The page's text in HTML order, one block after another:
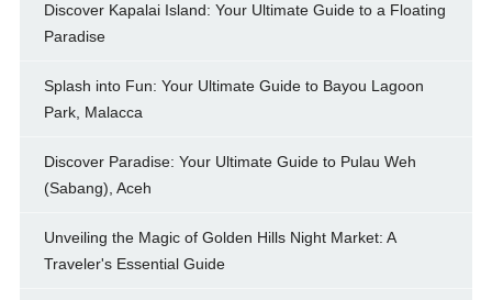
Discover Kapalai Island: Your Ultimate Guide to a Floating
Paradise
Splash into Fun: Your Ultimate Guide to Bayou Lagoon
Park, Malacca
Discover Paradise: Your Ultimate Guide to Pulau Weh
(Sabang), Aceh
Unveiling the Magic of Golden Hills Night Market: A
Traveler's Essential Guide